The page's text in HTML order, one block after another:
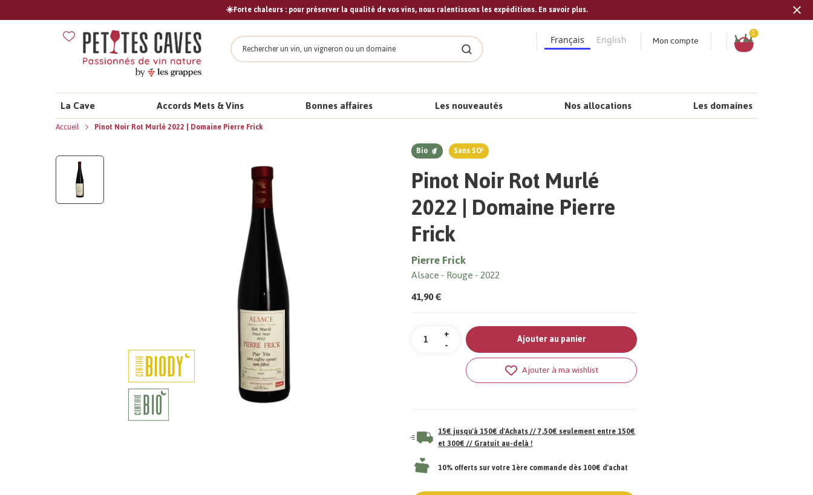
☀️Forte chaleurs : pour préserver la qualité de vos vins, nous ralentissons les expéditions. En savoir plus.
Rechercher
Rechercher
Français English Mon compte
Panier
0
La Cave Accords Mets & Vins Bonnes affaires Les nouveautés Nos allocations Les domaines
Accueil
Pinot Noir Rot Murlé 2022 | Domaine Pierre Frick
Bio
Sans SO²
Pinot Noir Rot Murlé
2022 | Domaine Pierre
Frick
Pierre Frick
Alsace Rouge 2022
41,90 €
Quantité +
-
Ajouter au panier
Ajouter à ma wishlist
15€ jusqu'à 150€ d'Achats // 7,50€ seulement entre 150€
et 300€ // Gratuit au-delà !
10% offerts sur votre 1ère commande dès 100€ d'achat